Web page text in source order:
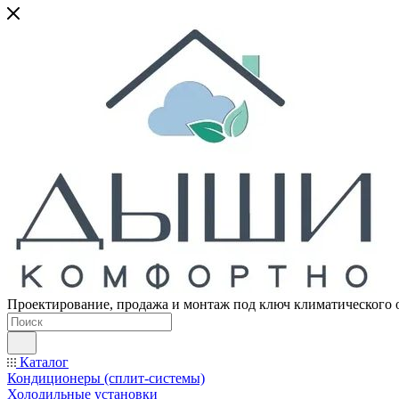
Проектирование, продажа и монтаж под ключ климатического
Каталог
Кондиционеры (сплит-системы)
Холодильные установки